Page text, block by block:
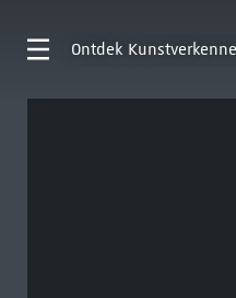
Ontdek